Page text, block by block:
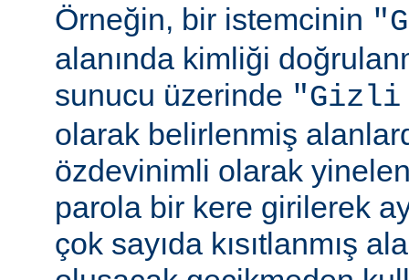
Örneğin, bir istemcinin
alanında kimliği
sunucu üzerinde "Gizli
olarak belirlenmiş
özdevinimli olarak
parola bir kere girilerek
çok sayıda kısıtlanmış